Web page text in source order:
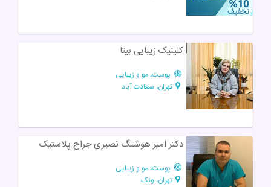
کلینیک زیبایی بیتا
پوست، مو و زیبایی
تهران، سعادت آباد
دکتر امیر هوشنگ نصیری جراح پلاستیک
پوست، مو و زیبایی
تهران، ونک